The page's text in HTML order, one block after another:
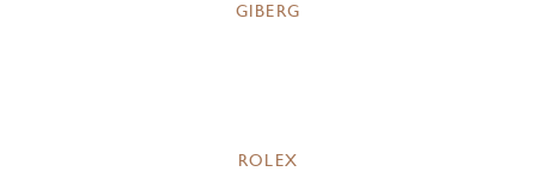
GIBERG
ROLEX